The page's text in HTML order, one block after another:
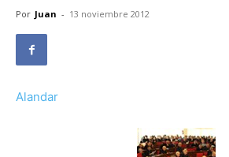
Por Juan - 13 noviembre 2012
Alandar